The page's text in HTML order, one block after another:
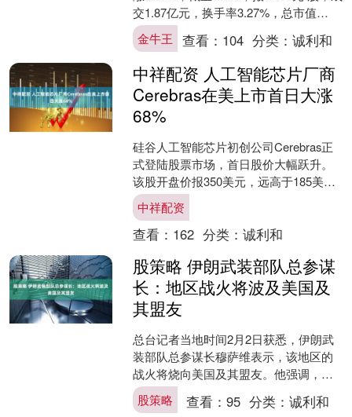
交1.87亿元，换手率3.27%，总市值
57.90亿元。 资金流向方....
金牛王 查看： 104 分类：诚利和
中祥配资 人工智能芯片厂商
Cerebras在美上市首日大涨
68%
硅谷人工智能芯片初创公司Cerebras正
式登陆股票市场，首日股价大幅跃升。
该股开盘价报350美元，远高于185美元
的发行价，最终收报311.07美元，涨幅
达....
中祥配资
查看： 162 分类： 诚利和
股策略 伊朗武装部队总参谋
长：地区战火将波及美国及
其盟友
总台记者当地时间2月2日获悉，伊朗武
装部队总参谋长穆萨维表示，该地区的
战火将烧向美国及其盟友。他强调，伊
朗毫不畏惧敌人表面的霸权，已为全面
对峙做好了充分准备。....
股策略 查看： 95 分类： 诚利和